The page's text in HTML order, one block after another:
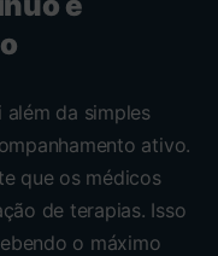
da simples
ativo.
que os médicos
de terapias. Isso
o máximo